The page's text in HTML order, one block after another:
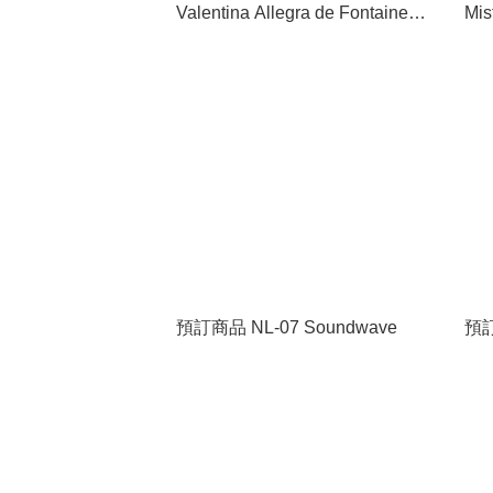
Valentina Allegra de Fontaine
預訂商品 NL-07 Soundwave 預